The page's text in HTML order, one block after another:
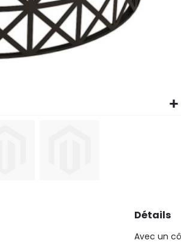
Détails
Avec un